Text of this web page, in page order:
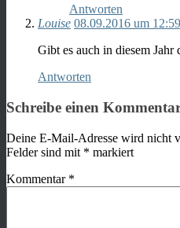
Antworten
Louise 08.09.2016 um 12:59
Gibt es auch in diesem Jahr
Antworten
Schreibe einen
Deine E-Mail-Adresse wird nicht
Felder sind mit * markiert
Kommentar *